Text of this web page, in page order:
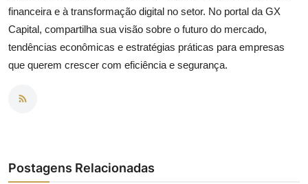
financeira e à transformação digital no setor. No portal da GX
Capital, compartilha sua visão sobre o futuro do mercado,
tendências econômicas e estratégias práticas para empresas
que querem crescer com eficiência e segurança.
Postagens Relacionadas